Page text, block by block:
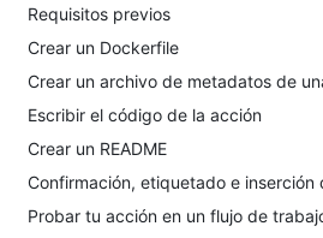
Requisitos previos
Crear un Dockerfile
Crear un archivo de metadatos de
Escribir el código de la acción
Crear un README
Confirmación, etiquetado e inserción
Probar tu acción en un flujo de